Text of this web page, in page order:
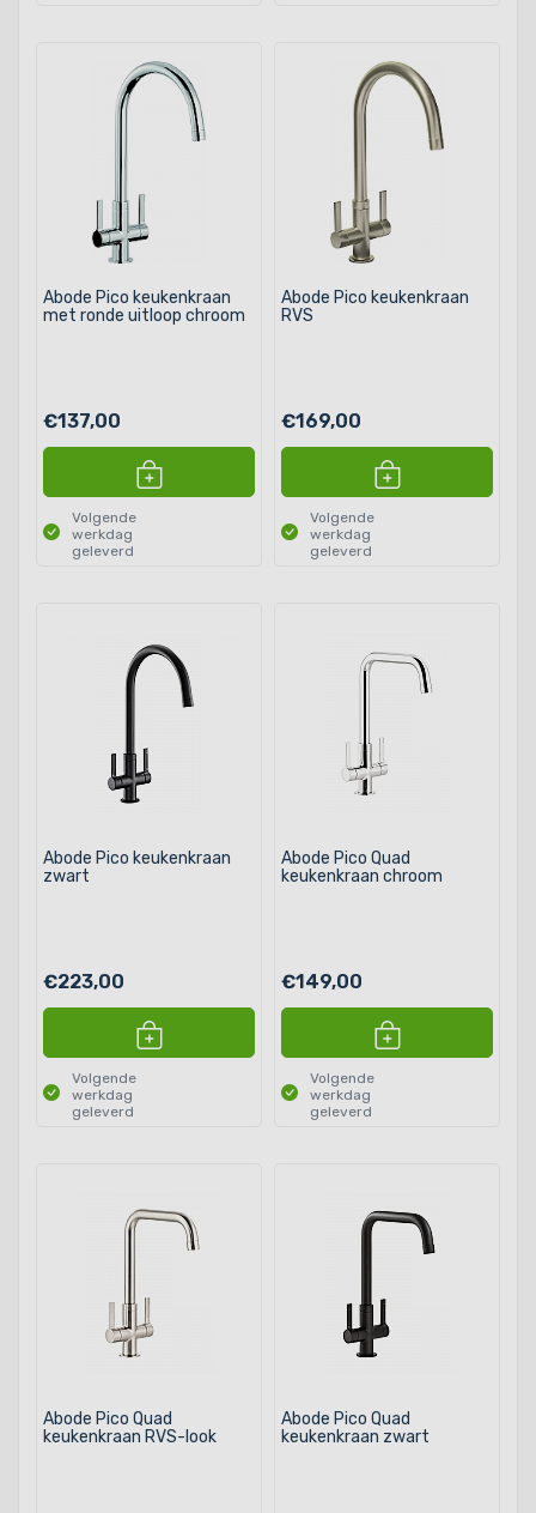
Abode Pico keukenkraan
met ronde uitloop chroom
€137,00
Volgende
werkdag
geleverd
Abode Pico keukenkraan
RVS
€169,00
Volgende
werkdag
geleverd
Abode Pico keukenkraan
zwart
€223,00
Volgende
werkdag
geleverd
Abode Pico Quad
keukenkraan chroom
€149,00
Volgende
werkdag
geleverd
Abode Pico Quad
keukenkraan RVS-look
Abode Pico Quad
keukenkraan zwart